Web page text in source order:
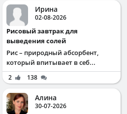
Ирина
02-08-2026
Рисовый завтрак для
выведения солей
Рис – природный абсорбент,
который впитывает в себ...
2 138
Алина
30-07-2026